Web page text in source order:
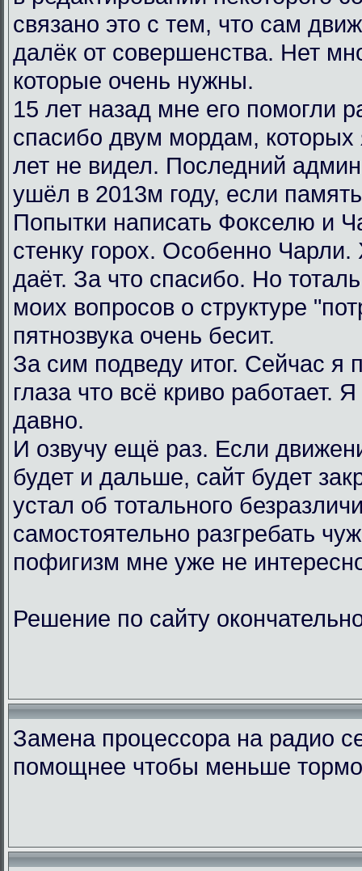
связано это с тем, что сам
далёк от совершенства. Нет
которые очень нужны.
15 лет назад мне его помогли
спасибо двум мордам, которых
лет не видел. Последний
ушёл в 2013м году, если
Попытки написать Фокселю и
стенку горох. Особенно Чарли.
даёт. За что спасибо. Но
моих вопросов о структуре
пятнозвука очень бесит.
За сим подведу итог. Сейчас я
глаза что всё криво работает.
давно.
И озвучу ещё раз. Если
будет и дальше, сайт будет
устал об тотального
самостоятельно разгребать
пофигизм мне уже не
Решение по сайту
Замена процессора на радио
помощнее чтобы меньше